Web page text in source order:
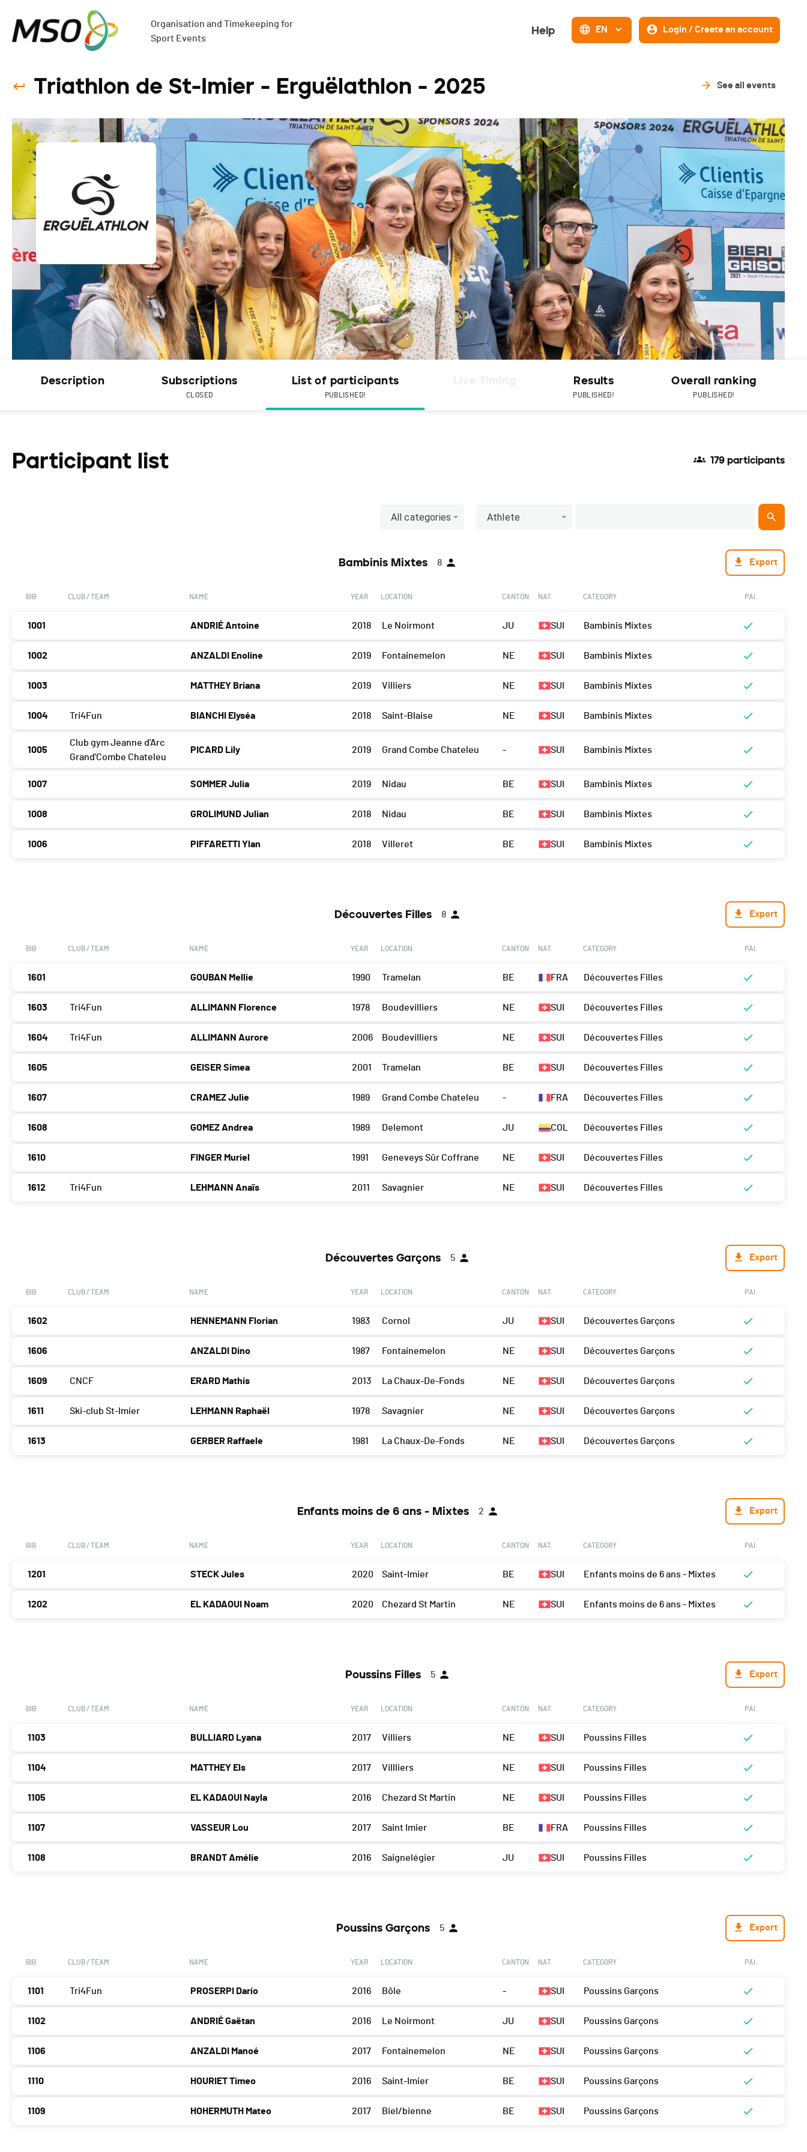
Organisation and Timekeeping for
Sport Events
Help EN Login / Create an account
Triathlon de St-Imier - Erguëlathlon - 2025 See all events
Description Subscriptions
CLOSED
List of participants
PUBLISHED!
Results
PUBLISHED!
Overall ranking
PUBLISHED!
Participant list 179 participants
All categories Athlete
Bambinis Mixtes 8 Export
BIB CLUB / TEAM NAME YEAR LOCATION CANTON NAT. CATEGORY PAI.
1001 ANDRIÉ Antoine 2018 Le Noirmont JU SUI Bambinis Mixtes
1002 ANZALDI Enoline 2019 Fontainemelon NE SUI Bambinis Mixtes
1003 MATTHEY Briana 2019 Villiers NE SUI Bambinis Mixtes
1004 Tri4Fun BIANCHI Elyséa 2018 Saint-Blaise NE SUI Bambinis Mixtes
1005
Club gym Jeanne d'Arc
Grand'Combe Chateleu
PICARD Lily 2019 Grand Combe Chateleu - SUI Bambinis Mixtes
1007 SOMMER Julia 2019 Nidau BE SUI Bambinis Mixtes
1008 GROLIMUND Julian 2018 Nidau BE SUI Bambinis Mixtes
1006 PIFFARETTI Ylan 2018 Villeret BE SUI Bambinis Mixtes
Découvertes Filles 8 Export
BIB CLUB / TEAM NAME YEAR LOCATION CANTON NAT. CATEGORY PAI.
1601 GOUBAN Mellie 1990 Tramelan BE FRA Découvertes Filles
1603 Tri4Fun ALLIMANN Florence 1978 Boudevilliers NE SUI Découvertes Filles
1604 Tri4Fun ALLIMANN Aurore 2006 Boudevilliers NE SUI Découvertes Filles
1605 GEISER Simea 2001 Tramelan BE SUI Découvertes Filles
1607 CRAMEZ Julie 1989 Grand Combe Chateleu - FRA Découvertes Filles
1608 GOMEZ Andrea 1989 Delemont JU COL Découvertes Filles
1610 FINGER Muriel 1991 Geneveys Sûr Coffrane NE SUI Découvertes Filles
1612 Tri4Fun LEHMANN Anaïs 2011 Savagnier NE SUI Découvertes Filles
Découvertes Garçons 5 Export
BIB CLUB / TEAM NAME YEAR LOCATION CANTON NAT. CATEGORY PAI.
1602 HENNEMANN Florian 1983 Cornol JU SUI Découvertes Garçons
1606 ANZALDI Dino 1987 Fontainemelon NE SUI Découvertes Garçons
1609 CNCF ERARD Mathis 2013 La Chaux-De-Fonds NE SUI Découvertes Garçons
1611 Ski-club St-Imier LEHMANN Raphaël 1978 Savagnier NE SUI Découvertes Garçons
1613 GERBER Raffaele 1981 La Chaux-De-Fonds NE SUI Découvertes Garçons
Enfants moins de 6 ans - Mixtes 2 Export
BIB CLUB / TEAM NAME YEAR LOCATION CANTON NAT. CATEGORY PAI.
1201 STECK Jules 2020 Saint-Imier BE SUI Enfants moins de 6 ans - Mixtes
1202 EL KADAOUI Noam 2020 Chezard St Martin NE SUI Enfants moins de 6 ans - Mixtes
Poussins Filles 5 Export
BIB CLUB / TEAM NAME YEAR LOCATION CANTON NAT. CATEGORY PAI.
1103 BULLIARD Lyana 2017 Villiers NE SUI Poussins Filles
1104 MATTHEY Els 2017 Villliers NE SUI Poussins Filles
1105 EL KADAOUI Nayla 2016 Chezard St Martin NE SUI Poussins Filles
1107 VASSEUR Lou 2017 Saint Imier BE FRA Poussins Filles
1108 BRANDT Amélie 2016 Saignelégier JU SUI Poussins Filles
Poussins Garçons 5 Export
BIB CLUB / TEAM NAME YEAR LOCATION CANTON NAT. CATEGORY PAI.
1101 Tri4Fun PROSERPI Darío 2016 Bôle - SUI Poussins Garçons
1102 ANDRIÉ Gaëtan 2016 Le Noirmont JU SUI Poussins Garçons
1106 ANZALDI Manoé 2017 Fontainemelon NE SUI Poussins Garçons
1110 HOURIET Timeo 2016 Saint-Imier BE SUI Poussins Garçons
1109 HOHERMUTH Mateo 2017 Biel/bienne BE SUI Poussins Garçons